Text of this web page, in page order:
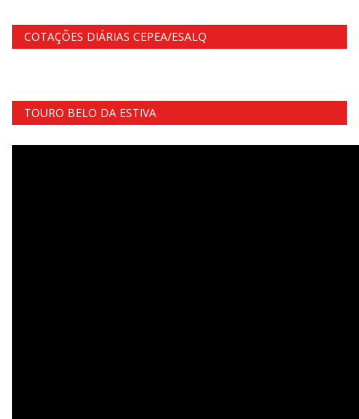
COTAÇÕES DIÁRIAS CEPEA/ESALQ
TOURO BELO DA ESTIVA